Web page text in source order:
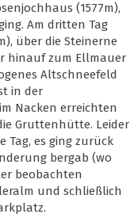
(1577m),
Am dritten Tag
über die Steinerne
hinauf zum Ellmauer
Altschneefeld
in der
Nacken erreichten
Gruttenhütte. Leider
Tag, es ging zurück
bergab (wo
beobachten
und schließlich